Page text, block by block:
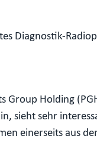
Diagnostik-
Group Holding
sieht sehr
einerseits aus